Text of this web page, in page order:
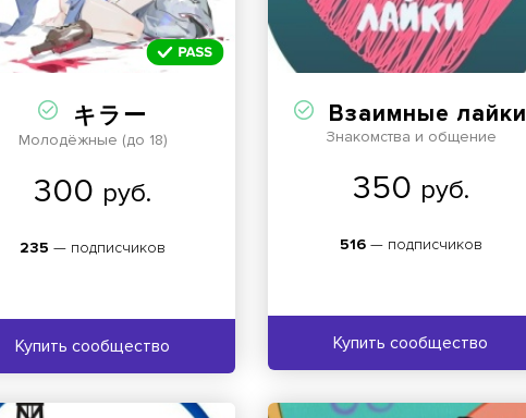
キラー
Молодёжные (до 18)
300 руб.
235 — подписчиков
Купить сообщество
Взаимные лайки
Знакомства и общение
350 руб.
516— подписчиков
Купить сообщество